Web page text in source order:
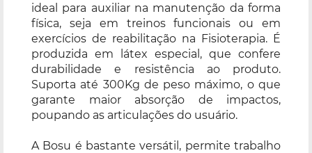
ideal para auxiliar na manutenção da forma
física, seja em treinos funcionais ou em
exercícios de reabilitação na Fisioterapia. É
produzida em látex especial, que confere
durabilidade e resistência ao produto.
Suporta até 300Kg de peso máximo, o que
garante maior absorção de impactos,
poupando as articulações do usuário.
A Bosu é bastante versátil, permite trabalho